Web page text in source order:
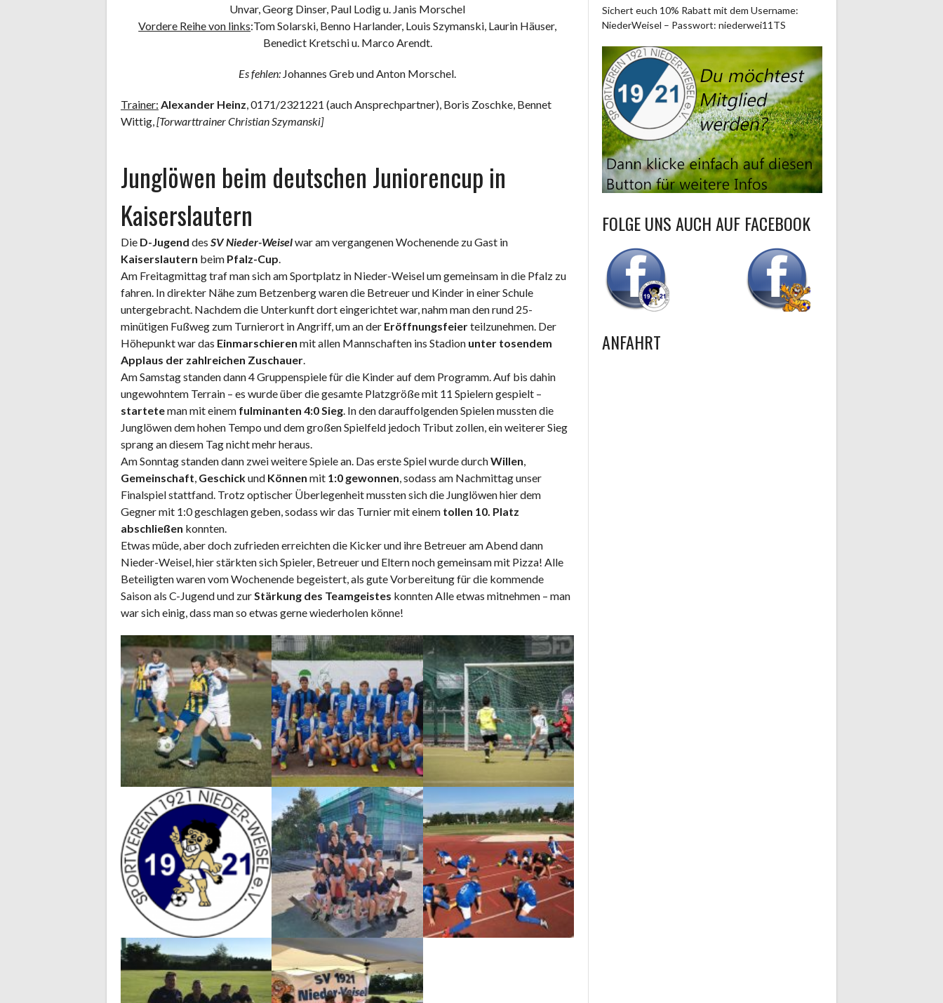
Unvar, Georg Dinser, Paul Lodig u. Janis Morschel
Vordere Reihe von links:Tom Solarski, Benno Harlander, Louis Szymanski, Laurin Häuser,
Benedict Kretschi u. Marco Arendt.
Es fehlen: Johannes Greb und Anton Morschel.
Trainer: Alexander Heinz, 0171/2321221 (auch Ansprechpartner), Boris Zoschke, Bennet
Wittig,[Torwarttrainer Christian Szymanski]
Junglöwen beim deutschen Juniorencup in
Kaiserslautern
Die D-Jugend des SV Nieder-Weiselwar am vergangenen Wochenende zu Gast in
Kaiserslautern beim Pfalz-Cup.
Am Freitagmittag traf man sich am Sportplatz in Nieder-Weisel um gemeinsam in die Pfalz zu
fahren. In direkter Nähe zum Betzenberg waren die Betreuer und Kinder in einer Schule
untergebracht. Nachdem die Unterkunft dort eingerichtet war, nahm man den rund 25-
minütigen Fußweg zum Turnierort in Angriff, um an der Eröffnungsfeierteilzunehmen. Der
Höhepunkt war das Einmarschieren mit allen Mannschaften ins Stadion unter tosendem
Applaus der zahlreichen Zuschauer.
Am Samstag standen dann 4 Gruppenspiele für die Kinder auf dem Programm. Auf bis dahin
ungewohntem Terrain – es wurde über die gesamte Platzgröße mit 11 Spielern gespielt –
starteteman mit einem fulminanten 4:0 Sieg. In den darauffolgenden Spielen mussten die
Junglöwen dem hohen Tempo und dem großen Spielfeld jedoch Tribut zollen, ein weiterer Sieg
sprang an diesem Tag nicht mehr heraus.
Am Sonntag standen dann zwei weitere Spiele an. Das erste Spiel wurde durchWillen,
Gemeinschaft, Geschickund Können mit 1:0 gewonnen, sodass am Nachmittag unser
Finalspiel stattfand. Trotz optischer Überlegenheit mussten sich die Junglöwen hier dem
Gegner mit 1:0 geschlagen geben, sodass wir das Turnier mit einem tollen 10. Platz
abschließen konnten.
Etwas müde, aber doch zufrieden erreichten die Kicker und ihre Betreuer am Abend dann
Nieder-Weisel, hier stärkten sich Spieler, Betreuer und Eltern noch gemeinsam mit Pizza! Alle
Beteiligten waren vom Wochenende begeistert, als gute Vorbereitung für die kommende
Saison als C-Jugend und zurStärkung des Teamgeistes konnten Alle etwas mitnehmen – man
war sich einig, dass man so etwas gerne wiederholen könne!
Sichert euch 10% Rabatt mit dem Username:
NiederWeisel – Passwort: niederwei11TS
FOLGE UNS AUCH AUF FACEBOOK
ANFAHRT